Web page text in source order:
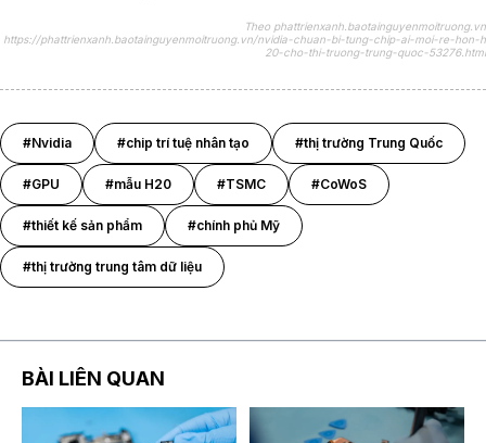
Theo phattrienxanh.baotainguyenmoitruong.vn
https://phattrienxanh.baotainguyenmoitruong.vn/nvidia-chuan-bi-tung-chip-ai-moi-re-hon-h
20-cho-thi-truong-trung-quoc-53276.html
#Nvidia #chip trí tuệ nhân tạo #thị trường Trung Quốc
#GPU #mẫu H20 #TSMC #CoWoS
#thiết kế sản phẩm #chính phủ Mỹ
#thị trường trung tâm dữ liệu
BÀI LIÊN QUAN